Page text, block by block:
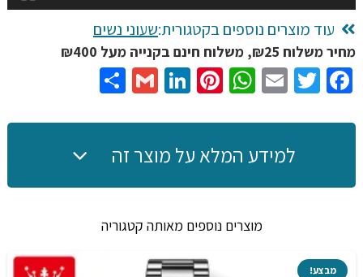
עוד מוצרים נוספים בקטגורית:שעוני נשים
מחיר משלוח ₪25, משלוח חינם בקנייה מעל ₪400
Facebook
Twitter
Email
WhatsApp
Pinterest
LinkedIn
Gmail
למידע המלא על מוצר זה
מוצרים נוספים מאותה קטגוריה
מבצע!